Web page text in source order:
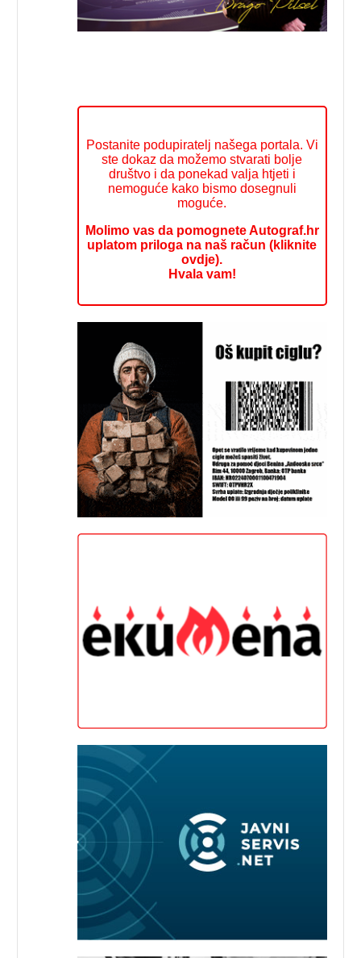
Postanite podupiratelj našega portala. Vi
ste dokaz da možemo stvarati bolje
društvo i da ponekad valja htjeti i
nemoguće kako bismo dosegnuli
moguće.
Molimo vas da pomognete Autograf.hr
uplatom priloga na naš račun (kliknite
ovdje).
Hvala vam!